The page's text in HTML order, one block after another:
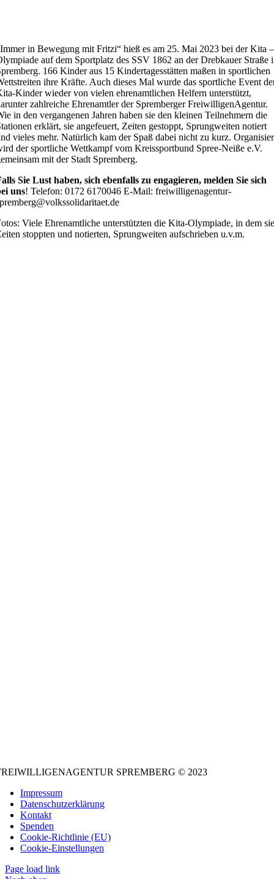
in Bewegung mit Fritzi“ hieß es am 25. Mai 2023 bei der Kita –
auf dem Sportplatz des SSV 1862 an der Drebkauer Straße
166 Kinder aus 15 Kindertagesstätten maßen in sportlichen
ihre Kräfte. Auch dieses Mal wurde das sportliche Event
Kinder wieder von vielen ehrenamtlichen Helfern unterstützt,
zahlreiche Ehrenamtler der Spremberger FreiwilligenAgentur.
in den vergangenen Jahren haben sie den kleinen Teilnehmern die
erklärt, sie angefeuert, Zeiten gestoppt, Sprungweiten notiert
vieles mehr. Natürlich kam der Spaß dabei nicht zu kurz.
der sportliche Wettkampf vom Kreissportbund Spree-Neiße e.V.
mit der Stadt Spremberg.
Sie Lust haben, sich ebenfalls zu engagieren, melden Sie sich
uns! Telefon: 0172 6170046 E-Mail: freiwilligenagentur-
Viele Ehrenamtliche unterstützten die Kita-Olympiade, in dem sie
stoppten und notierten, Sprungweiten aufschrieben u.v.m.
SPREMBERG © 2023
Impressum
Datenschutzerklärung
Kontakt
Spenden
Cookie-Richtlinie (EU)
Cookie-Einstellungen
Page load link